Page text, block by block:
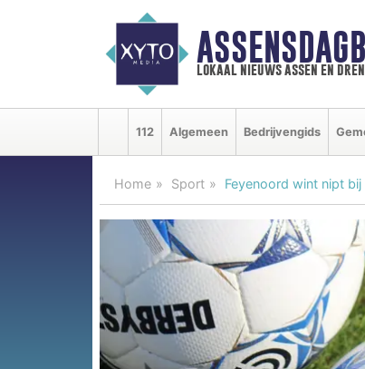
lokaal nieuws assen en
112 Algemeen Bedrijvengids
Home Sport Feyenoord wint nipt bij